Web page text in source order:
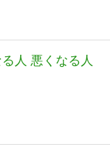
人 悪くなる人